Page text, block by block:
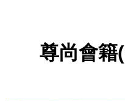
尊尚會籍